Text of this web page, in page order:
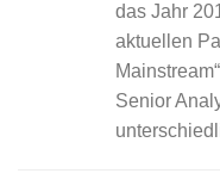
das Jahr
aktuellen
Senior